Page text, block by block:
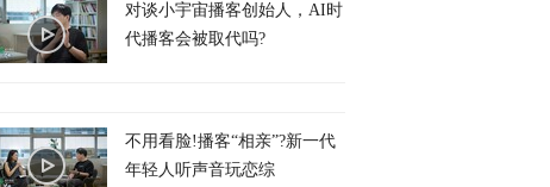
对谈小宇宙播客创始人，AI时
代播客会被取代吗?
不用看脸!播客“相亲”?新一代
年轻人听声音玩恋综